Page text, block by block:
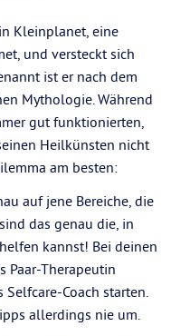
Kleinplanet, eine
und versteckt sich
ist er nach dem
Mythologie. Während
gut funktionierten,
Heilkünsten nicht
am besten:
auf jene Bereiche, die
das genau die, in
kannst! Bei deinen
Paar-Therapeutin
Coach starten.
allerdings nie um.